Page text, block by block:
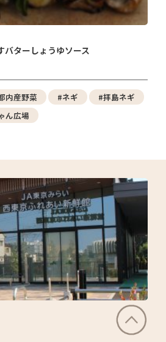
ターしょうゆソース
内産野菜 #ネギ
#拝島ネギ
ん広場